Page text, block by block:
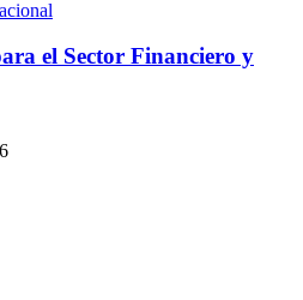
el Sector Financiero y